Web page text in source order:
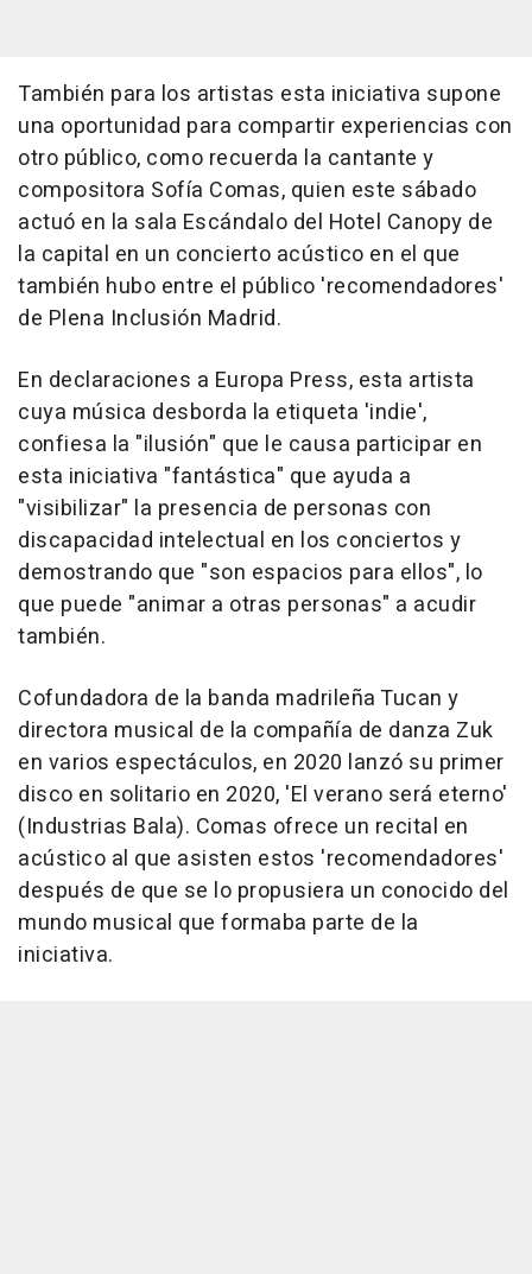
También para los artistas esta iniciativa supone
una oportunidad para compartir experiencias con
otro público, como recuerda la cantante y
compositora Sofía Comas, quien este sábado
actuó en la sala Escándalo del Hotel Canopy de
la capital en un concierto acústico en el que
también hubo entre el público 'recomendadores'
de Plena Inclusión Madrid.
En declaraciones a Europa Press, esta artista
cuya música desborda la etiqueta 'indie',
confiesa la "ilusión" que le causa participar en
esta iniciativa "fantástica" que ayuda a
"visibilizar" la presencia de personas con
discapacidad intelectual en los conciertos y
demostrando que "son espacios para ellos", lo
que puede "animar a otras personas" a acudir
también.
Cofundadora de la banda madrileña Tucan y
directora musical de la compañía de danza Zuk
en varios espectáculos, en 2020 lanzó su primer
disco en solitario en 2020, 'El verano será eterno'
(Industrias Bala). Comas ofrece un recital en
acústico al que asisten estos 'recomendadores'
después de que se lo propusiera un conocido del
mundo musical que formaba parte de la
iniciativa.